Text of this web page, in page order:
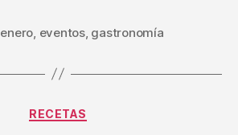
enero eventos, gastronomía
Categorías
RECETAS